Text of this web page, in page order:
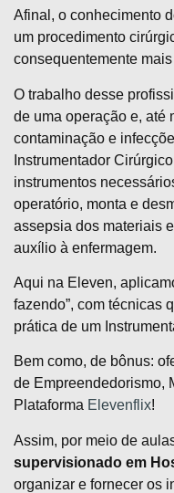
Afinal, o conhecimento
um procedimento
consequentemente
O trabalho desse
de uma operação e, até
contaminação e
Instrumentador
instrumentos
operatório, monta e
assepsia dos materiais
auxílio à enfermagem.
Aqui na Eleven,
fazendo”, com técnicas
prática de um
Bem como, de bônus:
de Empreendedorismo,
Plataforma Elevenflix!
Assim, por meio de
supervisionado em
organizar e fornecer os